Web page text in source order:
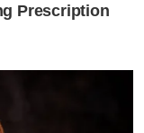
Prescription